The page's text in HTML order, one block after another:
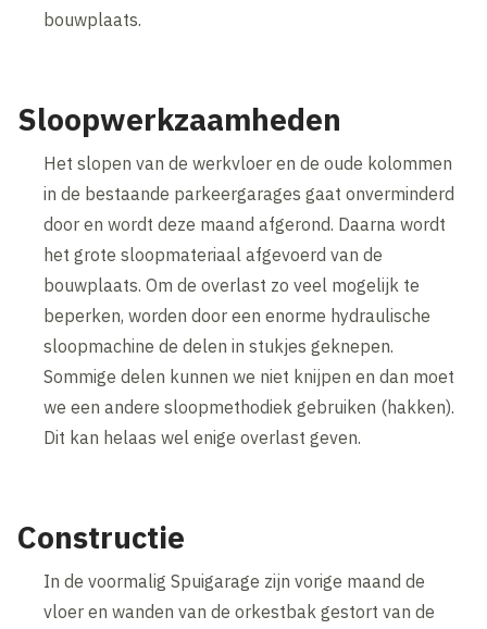
bouwplaats.
Sloopwerkzaamheden
Het slopen van de werkvloer en de oude kolommen
in de bestaande parkeergarages gaat onverminderd
door en wordt deze maand afgerond. Daarna wordt
het grote sloopmateriaal afgevoerd van de
bouwplaats. Om de overlast zo veel mogelijk te
beperken, worden door een enorme hydraulische
sloopmachine de delen in stukjes geknepen.
Sommige delen kunnen we niet knijpen en dan moet
we een andere sloopmethodiek gebruiken (hakken).
Dit kan helaas wel enige overlast geven.
Constructie
In de voormalig Spuigarage zijn vorige maand de
vloer en wanden van de orkestbak gestort van de